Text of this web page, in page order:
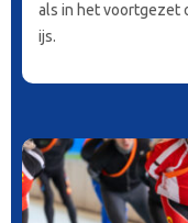
als in het voortgezet
ijs.